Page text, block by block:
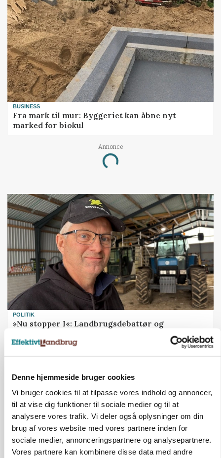
Denne hjemmeside bruger cookies
Vi bruger cookies til at tilpasse vores indhold og annoncer,
til at vise dig funktioner til sociale medier og til at
analysere vores trafik. Vi deler også oplysninger om din
brug af vores website med vores partnere inden for
sociale medier, annonceringspartnere og analysepartnere.
Vores partnere kan kombinere disse data med andre
BUSINESS
Fra mark til mur: Byggeriet kan åbne nyt
marked for biokul
Annonce
Loading...
POLITIK
»Nu stopper I«: Landbrugsdebattør og
gødskningslov